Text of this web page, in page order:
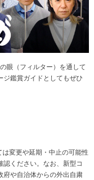
眼（フィルター）を通して
鑑賞ガイドとしてもぜひ
変更や延期・中止の可能性
ください。なお、新型コ
府や自治体からの外出自粛